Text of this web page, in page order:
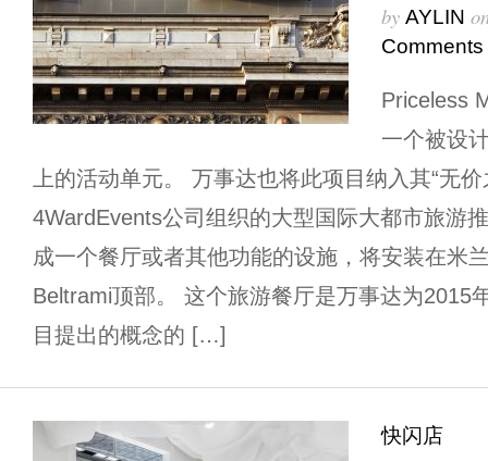
by AYLIN
Comments
Priceless
一个被设
上的活动单元。 万事达也将此项目纳入其“无
4WardEvents公司组织的大型国际大都市旅游
成一个餐厅或者其他功能的设施，将安装在米
Beltrami顶部。 这个旅游餐厅是万事达为2015
目提出的概念的 […]
快闪店